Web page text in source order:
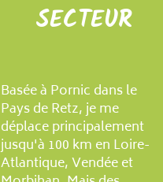
SECTEUR
Basée à Pornic dans le
Pays de Retz, je me
déplace principalement
jusqu'à 100 km en Loire-
Atlantique, Vendée et